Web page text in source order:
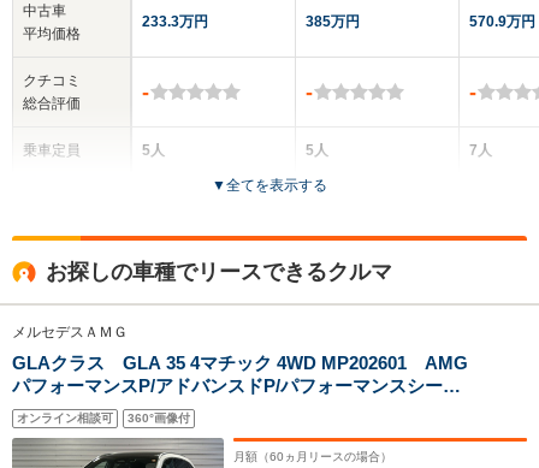
中古車
平均価格
クチコミ
総合評価
乗車定員
サイズ
233.3万円
-
5人
全高
1.48m
全幅
1.81m
385万円
-
5人
4ドア
1.41m
全幅
1.8m
570.9万円
-
7人
▼全てを表示する
お探しの車種でリースできるクルマ
メルセデスＡＭＧ
GLAクラス GLA 35 4マチック 4WD MP202601 AMG
パフォーマンスP/アドバンスドP/パフォーマンスシー
ト/Brumesterサラウンドサウンドシステム/ブランドロゴ
プロジェクターライト/パノラミックスライディングルー
フ/純正ドライブレコーダー前後
オンライン相談可 360°画像付
月額（60 ヵ月リースの場合）